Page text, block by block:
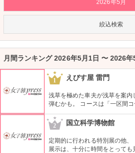
2026年5月
絞込検索
月間ランキング 2026年5月1日 〜 2026
1 えびす屋 雷門
浅草を極めた車夫が浅草を案内
弾むかも。 コースは「一区間
巡り」まで6種類あり。結婚式
好評だとか。
2 国立科学博物館
定期的に行われる特別展の他
展示は、十分に時間をとって